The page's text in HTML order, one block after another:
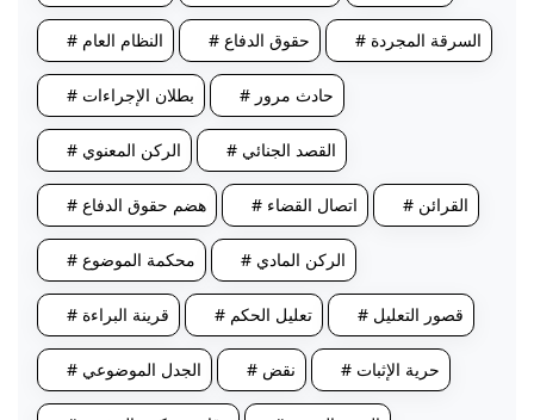
# النظام العام # حقوق الدفاع # السرقة المجردة
# بطلان الإجراءات # حادث مرور
# الركن المعنوي # القصد الجنائي
# هضم حقوق الدفاع # اتصال القضاء # القرائن
# محكمة الموضوع # الركن المادي
# قرينة البراءة # تعليل الحكم # قصور التعليل
# الجدل الموضوعي # نقض # حرية الإثبات